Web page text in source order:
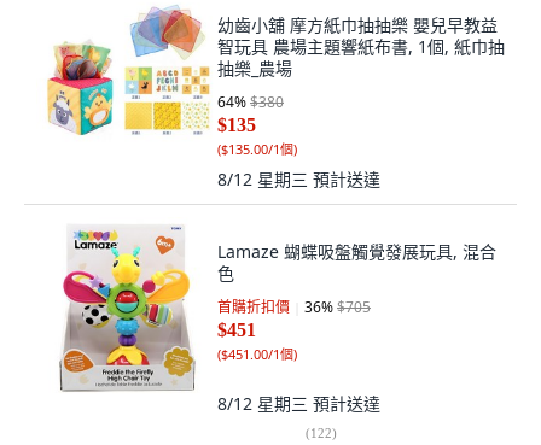
幼齒小舖 摩方紙巾抽抽樂 嬰兒早教益
智玩具 農場主題響紙布書, 1個, 紙巾抽
抽樂_農場
64%$380
$135
($135.00/1個)
8/12 星期三 預計送達
Lamaze 蝴蝶吸盤觸覺發展玩具, 混合
色
首購折扣價 36%$705
$451
($451.00/1個)
8/12 星期三 預計送達
(122)